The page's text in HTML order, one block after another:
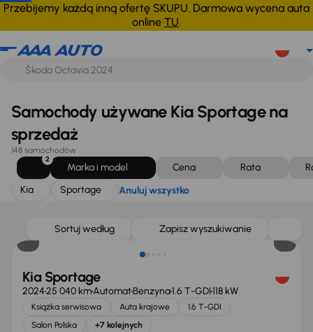
Przebijemy każdą inną ofertę SKUPU. Darmowa wycena auta
online TU.
Kia Sportage Anuluj wszystko
Samochody używane Kia Sportage na
sprzedaż
148 samochodów
2
Marka i model Cena Rata
Kia
Sportage Anuluj wszystko
Sortuj według Zapisz wyszukiwanie
Taniej o 1 000 zł
Kia Sportage
202425 040 kmAutomatBenzyna1.6 T-GDI118 kW
Książka serwisowa Auta krajowe
1.6 T-GDI
Salon Polska
+7 kolejnych